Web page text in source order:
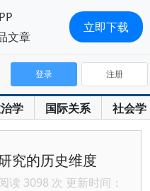
学 国际关系 社会学
登录 注册
究的历史维度
读 3098 次 更新时间：
文章
立即下载